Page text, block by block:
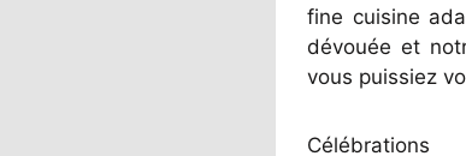
fine cuisine
dévouée et
vous puissiez
Célébrations